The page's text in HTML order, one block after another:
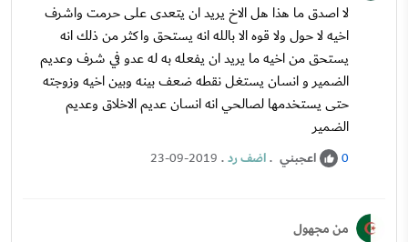
لا اصدق ما هذا هل الاخ يريد ان يتعدى على حرمت واشرف
اخيه لا حول ولا قوه الا بالله انه يستحق واكثر من ذلك انه
يستحق من اخيه ما يريد ان يفعله به له عدو في شرف وعديم
الضمير و انسان يستغل نقطه ضعف بينه وبين اخيه وزوجته
حتى يستخدمها لصالحي انه انسان عديم الاخلاق وعديم
الضمير
0 اعجبني .اضف رد.
23-09-2019
من مجهول